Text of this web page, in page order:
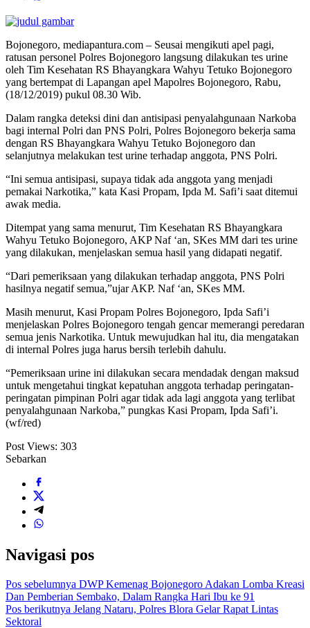
Bojonegoro, mediapantura.com – Seusai mengikuti apel pagi,
ratusan personel Polres Bojonegoro langsung dilakukan tes urine
oleh Tim Kesehatan RS Bhayangkara Wahyu Tetuko Bojonegoro
yang bertempat di Lapangan apel Mapolres Bojonegoro, Rabu,
(18/12/2019) pukul 08.30 Wib.
Dalam rangka deteksi dini dan antisipasi penyalahgunaan Narkoba
bagi internal Polri dan PNS Polri, Polres Bojonegoro bekerja sama
dengan RS Bhayangkara Wahyu Tetuko Bojonegoro dan
selanjutnya melakukan test urine terhadap anggota, PNS Polri.
“Ini semua antisipasi, supaya tidak ada anggota yang menjadi
pemakai Narkotika,” kata Kasi Propam, Ipda M. Safi’i saat ditemui
awak media.
Ditempat yang sama menurut, Tim Kesehatan RS Bhayangkara
Wahyu Tetuko Bojonegoro, AKP Naf ‘an, SKes MM dari tes urine
yang dilakukan, menjelaskan semua hasil yang didapati negatif.
“Dari pemeriksaan yang dilakukan terhadap anggota, PNS Polri
hasilnya negatif semua,”ujar AKP. Naf ‘an, SKes MM.
Masih menurut, Kasi Propam Polres Bojonegoro, Ipda Safi’i
menjelaskan Polres Bojonegoro tengah gencar memerangi peredaran
semua jenis Narkotika. Untuk mewujudkan hal itu, dia mengatakan
di internal Polres juga harus bersih terlebih dahulu.
“Pemeriksaan urine ini dilakukan secara mendadak dengan maksud
untuk mengetahui tingkat kepatuhan anggota terhadap peringatan-
peringatan pimpinan Polri agar tidak ada lagi anggota yang terlibat
penyalahgunaan Narkoba,” pungkas Kasi Propam, Ipda Safi’i.
(wf/red)
Post Views: 303
Sebarkan
Navigasi pos
Pos sebelumnya DWP Kemenag Bojonegoro Adakan Lomba Kreasi
Dan Pemberian Sembako, Dalam Rangka Hari Ibu ke 91
Pos berikutnya Jelang Nataru, Polres Blora Gelar Rapat Lintas
Sektoral